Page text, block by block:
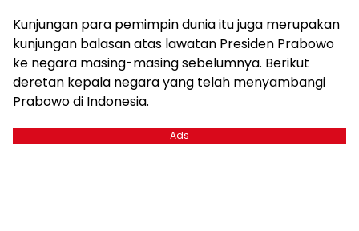
Kunjungan para pemimpin dunia itu juga merupakan
kunjungan balasan atas lawatan Presiden Prabowo
ke negara masing-masing sebelumnya. Berikut
deretan kepala negara yang telah menyambangi
Prabowo di Indonesia.
Ads